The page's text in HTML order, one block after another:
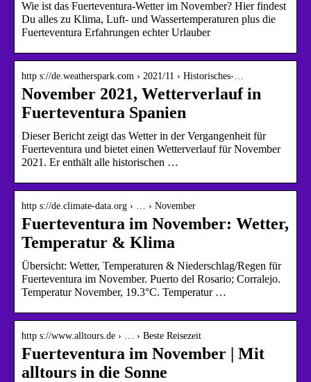
Wie ist das Fuerteventura-Wetter im November? Hier findest
Du alles zu Klima, Luft- und Wassertemperaturen plus die
Fuerteventura Erfahrungen echter Urlauber
http s://de.weatherspark.com › 2021/11 › Historisches-…
November 2021, Wetterverlauf in
Fuerteventura Spanien
Dieser Bericht zeigt das Wetter in der Vergangenheit für
Fuerteventura und bietet einen Wetterverlauf für November
2021. Er enthält alle historischen …
http s://de.climate-data.org › … › November
Fuerteventura im November: Wetter,
Temperatur & Klima
Übersicht: Wetter, Temperaturen & Niederschlag/Regen für
Fuerteventura im November. Puerto del Rosario; Corralejo.
Temperatur November, 19.3°C. Temperatur …
http s://www.alltours.de › … › Beste Reisezeit
Fuerteventura im November | Mit
alltours in die Sonne